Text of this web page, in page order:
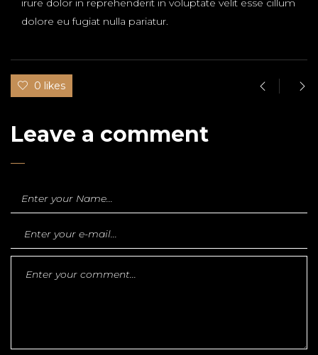
irure dolor in reprehenderit in voluptate velit esse cillum
dolore eu fugiat nulla pariatur.
0 likes
Leave a comment